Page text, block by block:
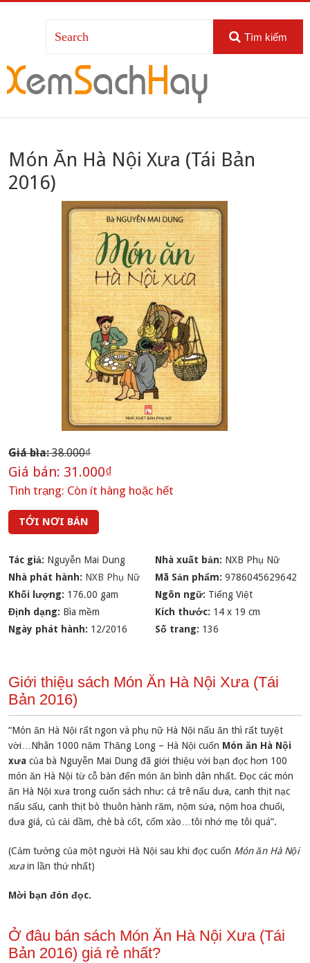
Tìm kiếm
Món Ăn Hà Nội Xưa (Tái Bản
2016)
Giá bìa:38.000₫
Giá bán: 31.000₫
Tình trạng: Còn ít hàng hoặc hết
TỚI NƠI BÁN
Tác giả: Nguyễn Mai Dung Nhà xuất bản: NXB Phụ Nữ
Nhà phát hành: NXB Phụ Nữ Mã Sản phẩm: 9786045629642
Khối lượng: 176.00 gam Ngôn ngữ: Tiếng Việt
Định dạng: Bìa mềm Kích thước: 14 x 19 cm
Ngày phát hành: 12/2016 Số trang: 136
Giới thiệu sách Món Ăn Hà Nội Xưa (Tái
Bản 2016)
“Món ăn Hà Nội rất ngon và phụ nữ Hà Nội nấu ăn thì rất tuyệt
vời…Nhân 1000 năm Thăng Long – Hà Nội cuốn Món ăn Hà Nội
xưa của bà Nguyễn Mai Dung đã giới thiệu với bạn đọc hơn 100
món ăn Hà Nội từ cỗ bàn đến món ăn bình dân nhất. Đọc các món
ăn Hà Nội xưa trong cuốn sách như: cá trê nấu dưa, canh thịt nạc
nấu sấu, canh thịt bò thuôn hành răm, nộm sứa, nộm hoa chuối,
dưa giá, củ cải dầm, chè bà cốt, cốm xào…tôi nhớ mẹ tôi quá”.
(Cảm tưởng của một người Hà Nội sau khi đọc cuốn Món ăn Hà Nội
xưain lần thứ nhất)
Mời bạn đón đọc.
Ở đâu bán sách Món Ăn Hà Nội Xưa (Tái
Bản 2016) giá rẻ nhất?